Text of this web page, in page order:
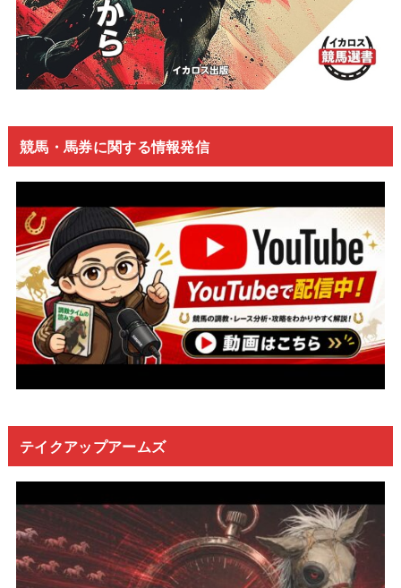
競馬・馬券に関する情報発信
テイクアップアームズ